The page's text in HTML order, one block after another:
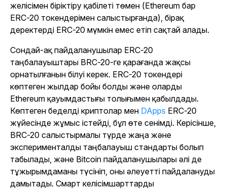
желісімен біріктіру қабілеті төмен (Ethereum бар
ERC-20 токендерімен салыстырғанда), бірақ
деректерді ERC-20 мүмкін емес етіп сақтай алады.
Сондай-ақ пайдаланушылар ERC-20
таңбалауыштары BRC-20-ге қарағанда жақсы
орнатылғанын білуі керек. ERC-20 токендері
көптеген жылдар бойы болды және оларды
Ethereum қауымдастығы толығымен қабылдады.
Көптеген беделді криптолар мен DApps ERC-20
жүйесінде жұмыс істейді, бұл өте сенімді. Керісінше,
BRC-20 салыстырмалы түрде жаңа және
эксперименталды таңбалауыш стандарты болып
табылады, және Bitcoin пайдаланушылары әлі де
тұжырымдаманы түсініп, оны әлеуетті пайдалануды
дамытады. Смарт келісімшарттарды